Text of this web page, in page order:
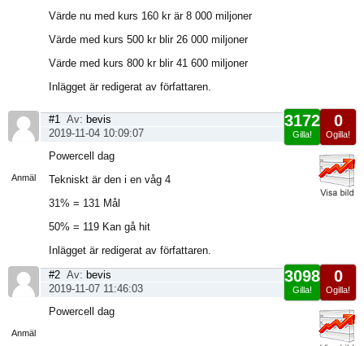
Värde nu med kurs 160 kr är 8 000 miljoner
Värde med kurs 500 kr blir 26 000 miljoner
Värde med kurs 800 kr blir 41 600 miljoner
Inlägget är redigerat av författaren.
Anmäl
0
Ogilla!
3172
Gilla!
#1 Av: bevis
2019-11-04 10:09:07
Powercell dag
Tekniskt är den i en våg 4
31% = 131 Mål
50% = 119 Kan gå hit
Inlägget är redigerat av författaren.
Anmäl
0
Ogilla!
3098
Gilla!
#2 Av: bevis
2019-11-07 11:46:03
Powercell dag